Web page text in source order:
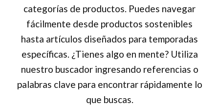
categorías de productos. Puedes navegar
fácilmente desde productos sostenibles
hasta artículos diseñados para temporadas
específicas. ¿Tienes algo en mente? Utiliza
nuestro buscador ingresando referencias o
palabras clave para encontrar rápidamente lo
que buscas.